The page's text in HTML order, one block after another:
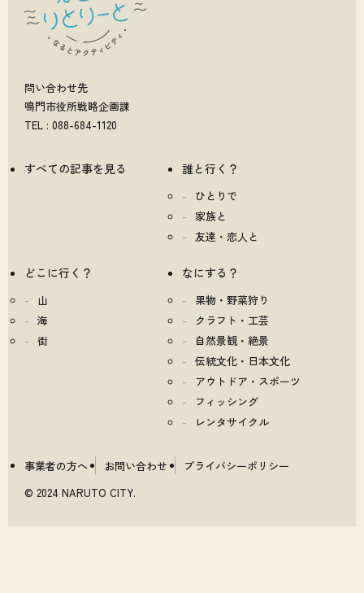
問い合わせ先
鳴門市役所戦略企画課
TEL : 088-684-1120
すべての記事を見る 誰と行く？
ひとりで
家族と
友達・恋人と
どこに行く？
山
海
街
なにする？
果物・野菜狩り
クラフト・工芸
自然景観・絶景
伝統文化・日本文化
アウトドア・スポーツ
フィッシング
レンタサイクル
事業者の方へ お問い合わせ
プライバシーポリシー
© 2024 NARUTO CITY.